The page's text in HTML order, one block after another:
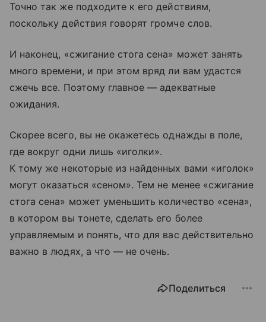
Точно так же подходите к его действиям,
поскольку действия говорят громче слов.
И наконец, «сжигание стога сена» может занять
много времени, и при этом вряд ли вам удастся
сжечь все. Поэтому главное — адекватные
ожидания.
Скорее всего, вы не окажетесь однажды в поле,
где вокруг одни лишь «иголки».
К тому же некоторые из найденных вами «иголок»
могут оказаться «сеном». Тем не менее «сжигание
стога сена» может уменьшить количество «сена»,
в котором вы тонете, сделать его более
управляемым и понять, что для вас действительно
важно в людях, а что — не очень.
Поделиться